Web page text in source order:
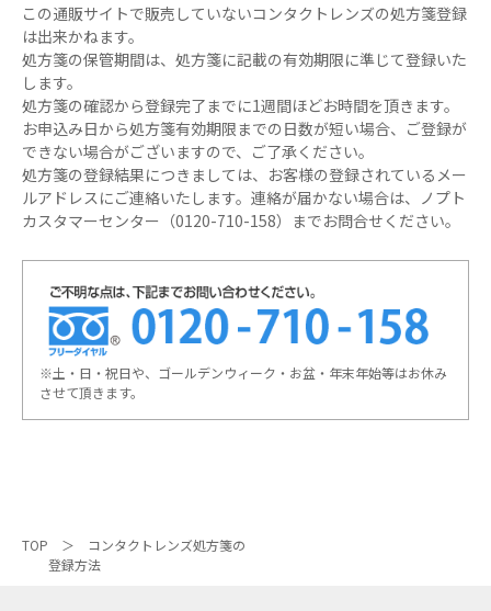
この通販サイトで販売していないコンタクトレンズの処方箋登録
は出来かねます。
処方箋の保管期間は、処方箋に記載の有効期限に準じて登録いた
します。
処方箋の確認から登録完了までに1週間ほどお時間を頂きます。
お申込み日から処方箋有効期限までの日数が短い場合、ご登録が
できない場合がございますので、ご了承ください。
処方箋の登録結果につきましては、お客様の登録されているメー
ルアドレスにご連絡いたします。連絡が届かない場合は、ノプト
カスタマーセンター（0120-710-158）までお問合せください。
※土・日・祝日や、ゴールデンウィーク・お盆・年末年始等はお休み
させて頂きます。
TOP
コンタクトレンズ処方箋の
登録方法